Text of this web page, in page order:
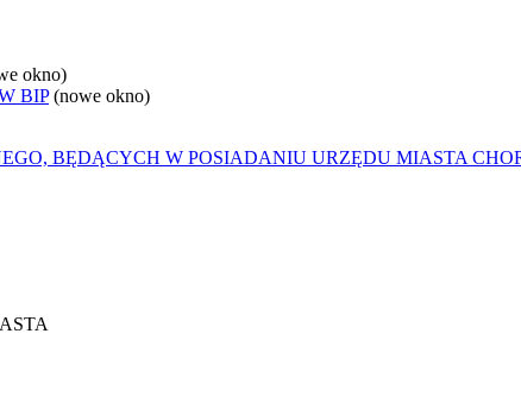
okno)
BIP (nowe okno)
BĘDĄCYCH W POSIADANIU URZĘDU MIASTA